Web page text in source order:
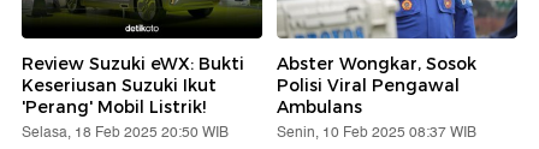
Review Suzuki eWX: Bukti
Keseriusan Suzuki Ikut
'Perang' Mobil Listrik!
Selasa, 18 Feb 2025 20:50 WIB
Abster Wongkar, Sosok
Polisi Viral Pengawal
Ambulans
Senin, 10 Feb 2025 08:37 WIB